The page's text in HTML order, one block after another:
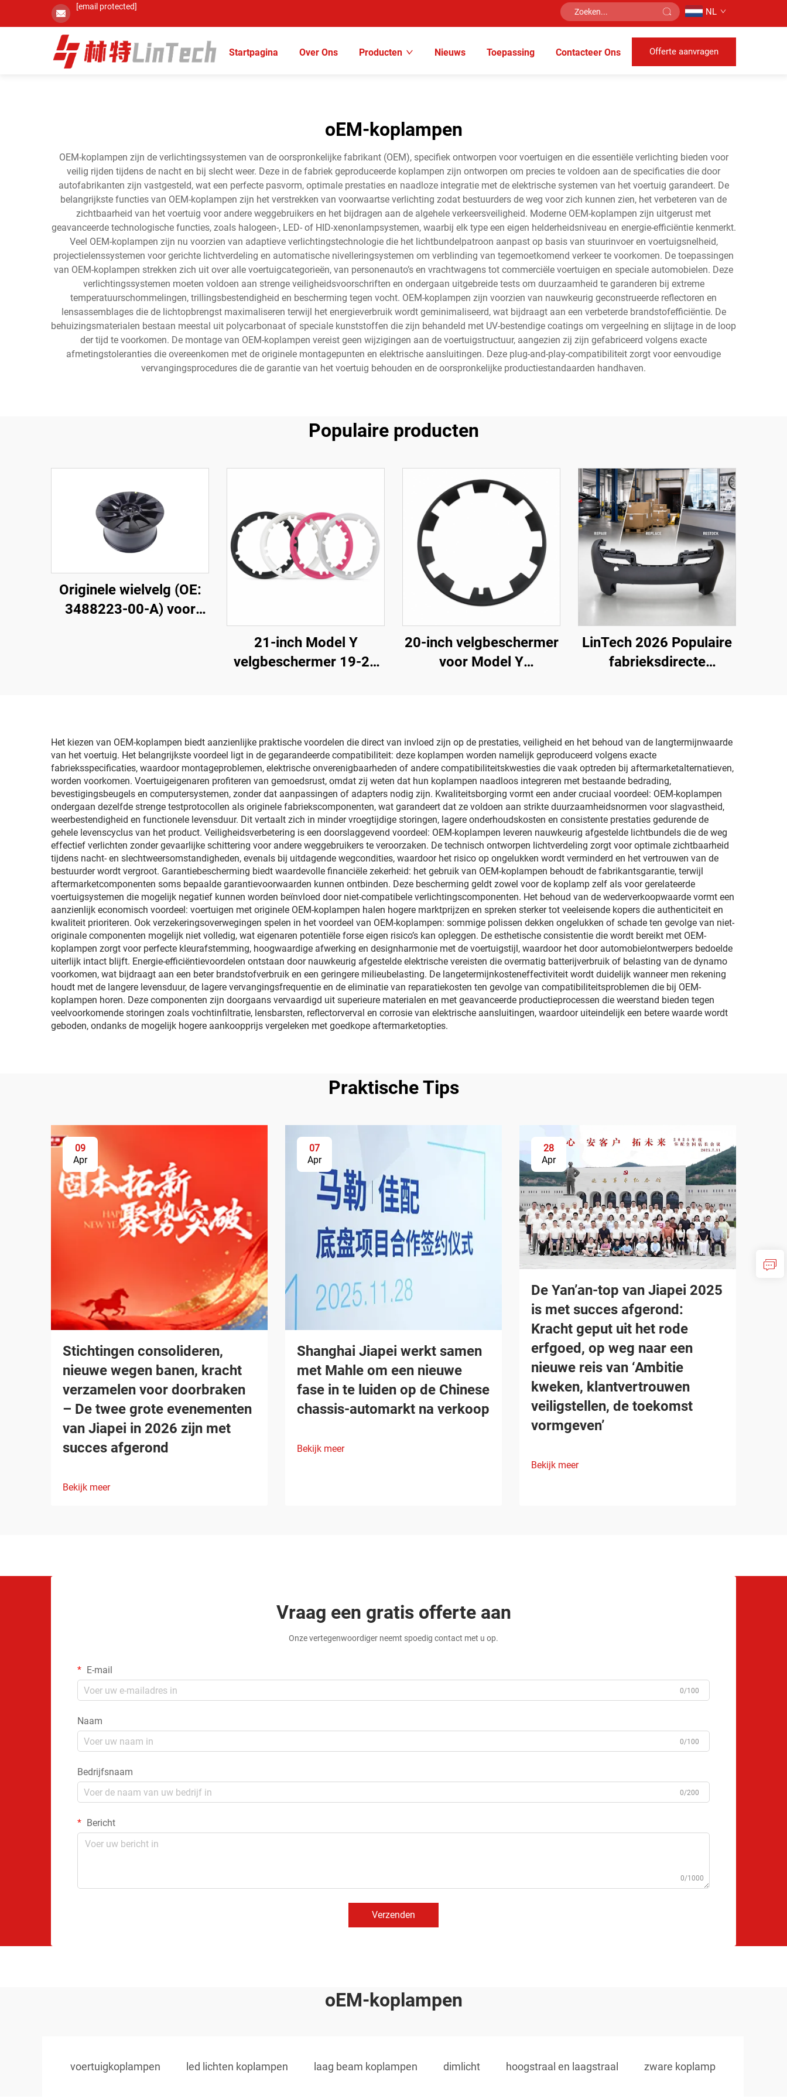
[email protected] NL
Startpagina Over Ons Producten Nieuws Toepassing Contacteer Ons Offerte aanvragen
oEM-koplampen
OEM-koplampen zijn de verlichtingssystemen van de oorspronkelijke fabrikant (OEM), specifiek ontworpen voor voertuigen en die essentiële verlichting bieden voor
veilig rijden tijdens de nacht en bij slecht weer. Deze in de fabriek geproduceerde koplampen zijn ontworpen om precies te voldoen aan de specificaties die door
autofabrikanten zijn vastgesteld, wat een perfecte pasvorm, optimale prestaties en naadloze integratie met de elektrische systemen van het voertuig garandeert. De
belangrijkste functies van OEM-koplampen zijn het verstrekken van voorwaartse verlichting zodat bestuurders de weg voor zich kunnen zien, het verbeteren van de
zichtbaarheid van het voertuig voor andere weggebruikers en het bijdragen aan de algehele verkeersveiligheid. Moderne OEM-koplampen zijn uitgerust met
geavanceerde technologische functies, zoals halogeen-, LED- of HID-xenonlampsystemen, waarbij elk type een eigen helderheidsniveau en energie-efficiëntie kenmerkt.
Veel OEM-koplampen zijn nu voorzien van adaptieve verlichtingstechnologie die het lichtbundelpatroon aanpast op basis van stuurinvoer en voertuigsnelheid,
projectielenssystemen voor gerichte lichtverdeling en automatische nivelleringsystemen om verblinding van tegemoetkomend verkeer te voorkomen. De toepassingen
van OEM-koplampen strekken zich uit over alle voertuigcategorieën, van personenauto’s en vrachtwagens tot commerciële voertuigen en speciale automobielen. Deze
verlichtingssystemen moeten voldoen aan strenge veiligheidsvoorschriften en ondergaan uitgebreide tests om duurzaamheid te garanderen bij extreme
temperatuurschommelingen, trillingsbestendigheid en bescherming tegen vocht. OEM-koplampen zijn voorzien van nauwkeurig geconstrueerde reflectoren en
lensassemblages die de lichtopbrengst maximaliseren terwijl het energieverbruik wordt geminimaliseerd, wat bijdraagt aan een verbeterde brandstofefficiëntie. De
behuizingsmaterialen bestaan meestal uit polycarbonaat of speciale kunststoffen die zijn behandeld met UV-bestendige coatings om vergeelning en slijtage in de loop
der tijd te voorkomen. De montage van OEM-koplampen vereist geen wijzigingen aan de voertuigstructuur, aangezien zij zijn gefabriceerd volgens exacte
afmetingstoleranties die overeenkomen met de originele montagepunten en elektrische aansluitingen. Deze plug-and-play-compatibiliteit zorgt voor eenvoudige
vervangingsprocedures die de garantie van het voertuig behouden en de oorspronkelijke productiestandaarden handhaven.
Populaire producten
Originele wielvelg (OE:
3488223-00-A) voor
personalisering
21-inch Model Y
velgbeschermer 19-24
20-inch velgbeschermer
voor Model Y
LinTech 2026 Populaire
fabrieksdirecte
Vernieuwd
Het kiezen van OEM-koplampen biedt aanzienlijke praktische voordelen die direct van invloed zijn op de prestaties, veiligheid en het behoud van de langtermijnwaarde
van het voertuig. Het belangrijkste voordeel ligt in de gegarandeerde compatibiliteit: deze koplampen worden namelijk geproduceerd volgens exacte
fabrieksspecificaties, waardoor montageproblemen, elektrische onverenigbaarheden of andere compatibiliteitskwesties die vaak optreden bij aftermarketalternatieven,
worden voorkomen. Voertuigeigenaren profiteren van gemoedsrust, omdat zij weten dat hun koplampen naadloos integreren met bestaande bedrading,
bevestigingsbeugels en computersystemen, zonder dat aanpassingen of adapters nodig zijn. Kwaliteitsborging vormt een ander cruciaal voordeel: OEM-koplampen
ondergaan dezelfde strenge testprotocollen als originele fabriekscomponenten, wat garandeert dat ze voldoen aan strikte duurzaamheidsnormen voor slagvastheid,
weerbestendigheid en functionele levensduur. Dit vertaalt zich in minder vroegtijdige storingen, lagere onderhoudskosten en consistente prestaties gedurende de
gehele levenscyclus van het product. Veiligheidsverbetering is een doorslaggevend voordeel: OEM-koplampen leveren nauwkeurig afgestelde lichtbundels die de weg
effectief verlichten zonder gevaarlijke schittering voor andere weggebruikers te veroorzaken. De technisch ontworpen lichtverdeling zorgt voor optimale zichtbaarheid
tijdens nacht- en slechtweersomstandigheden, evenals bij uitdagende wegcondities, waardoor het risico op ongelukken wordt verminderd en het vertrouwen van de
bestuurder wordt vergroot. Garantiebescherming biedt waardevolle financiële zekerheid: het gebruik van OEM-koplampen behoudt de fabrikantsgarantie, terwijl
aftermarketcomponenten soms bepaalde garantievoorwaarden kunnen ontbinden. Deze bescherming geldt zowel voor de koplamp zelf als voor gerelateerde
voertuigsystemen die mogelijk negatief kunnen worden beïnvloed door niet-compatibele verlichtingscomponenten. Het behoud van de wederverkoopwaarde vormt een
aanzienlijk economisch voordeel: voertuigen met originele OEM-koplampen halen hogere marktprijzen en spreken sterker tot veeleisende kopers die authenticiteit en
kwaliteit prioriteren. Ook verzekeringsoverwegingen spelen in het voordeel van OEM-koplampen: sommige polissen dekken ongelukken of schade ten gevolge van niet-
originale componenten mogelijk niet volledig, wat eigenaren potentiële forse eigen risico’s kan opleggen. De esthetische consistentie die wordt bereikt met OEM-
koplampen zorgt voor perfecte kleurafstemming, hoogwaardige afwerking en designharmonie met de voertuigstijl, waardoor het door automobielontwerpers bedoelde
uiterlijk intact blijft. Energie-efficiëntievoordelen ontstaan door nauwkeurig afgestelde elektrische vereisten die overmatig batterijverbruik of belasting van de dynamo
voorkomen, wat bijdraagt aan een beter brandstofverbruik en een geringere milieubelasting. De langetermijnkosteneffectiviteit wordt duidelijk wanneer men rekening
houdt met de langere levensduur, de lagere vervangingsfrequentie en de eliminatie van reparatiekosten ten gevolge van compatibiliteitsproblemen die bij OEM-
koplampen horen. Deze componenten zijn doorgaans vervaardigd uit superieure materialen en met geavanceerde productieprocessen die weerstand bieden tegen
veelvoorkomende storingen zoals vochtinfiltratie, lensbarsten, reflectorverval en corrosie van elektrische aansluitingen, waardoor uiteindelijk een betere waarde wordt
geboden, ondanks de mogelijk hogere aankoopprijs vergeleken met goedkope aftermarketopties.
Praktische Tips
09
Apr
Stichtingen consolideren,
nieuwe wegen banen, kracht
verzamelen voor doorbraken
– De twee grote evenementen
van Jiapei in 2026 zijn met
succes afgerond
Bekijk meer
07
Apr
Shanghai Jiapei werkt samen
met Mahle om een nieuwe
fase in te luiden op de Chinese
chassis-automarkt na verkoop
Bekijk meer
28
Apr
De Yan’an-top van Jiapei 2025
is met succes afgerond:
Kracht geput uit het rode
erfgoed, op weg naar een
nieuwe reis van ‘Ambitie
kweken, klantvertrouwen
veiligstellen, de toekomst
vormgeven’
Bekijk meer
Vraag een gratis offerte aan
Onze vertegenwoordiger neemt spoedig contact met u op.
E-mail
0/100
Naam
0/100
Bedrijfsnaam
0/200
Bericht
0/1000
Verzenden
oEM-koplampen
voertuigkoplampen led lichten koplampen laag beam koplampen dimlicht hoogstraal en laagstraal zware koplamp